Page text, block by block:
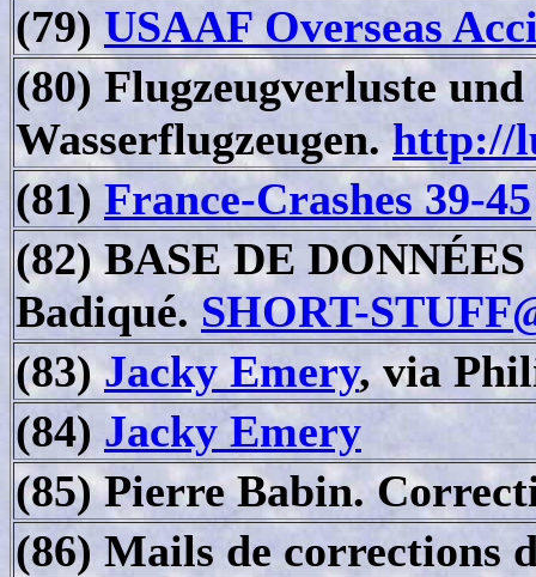
(79) USAAF Overseas
(80) Flugzeugverluste
Wasserflugzeugen.http://
(81) France-Crashes 39-45
(82) BASE DE
Badiqué. SHORT-
(83)Jacky Emery, via
(84) Jacky Emery
(85) Pierre Babin.
(86) Mails de corrections